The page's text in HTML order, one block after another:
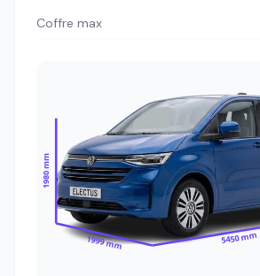
Coffre max
1980 mm
1999 mm 5450 mm